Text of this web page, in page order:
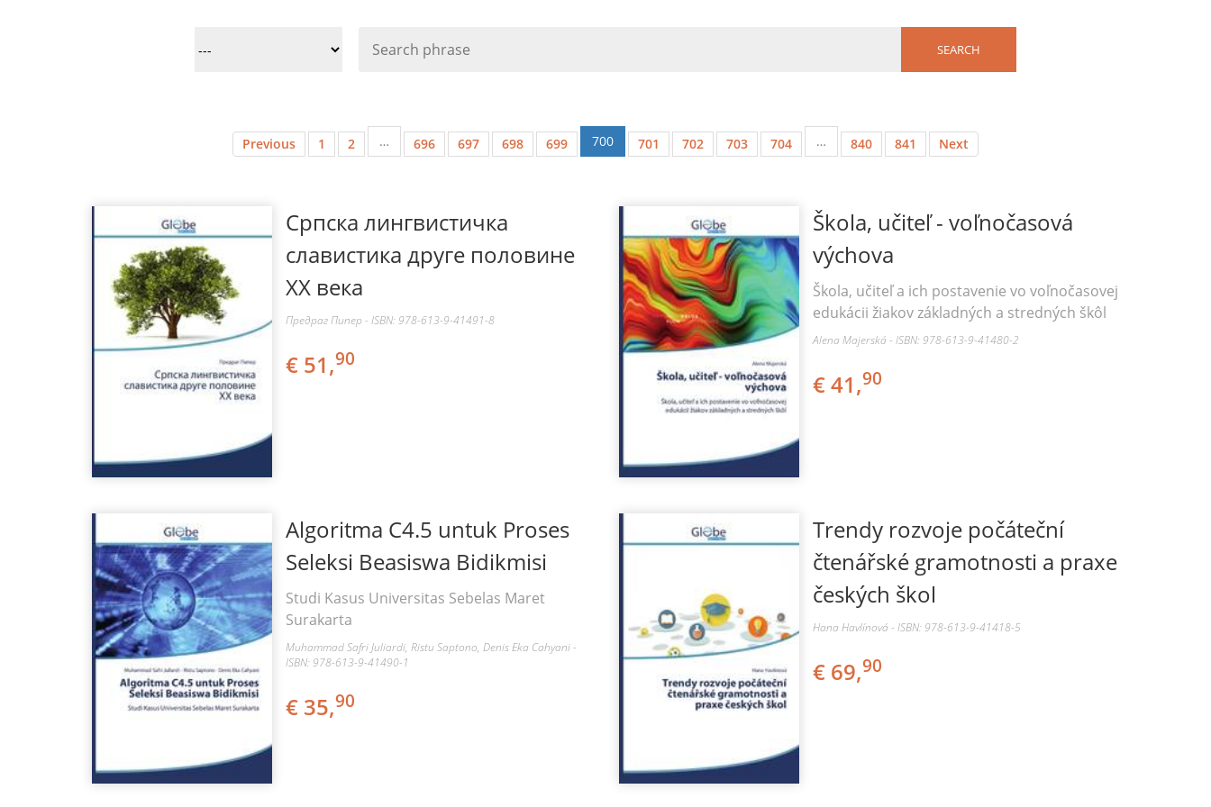
Previous 1 2 … 696 697 698 699 700 701 702 703 704 … 840 841 Next
Српска лингвистичка
славистика друге половине
ХХ века
Предраг Пипер - ISBN: 978-613-9-41491-8
€ 51,90
Škola, učiteľ - voľnočasová
výchova
Škola, učiteľ a ich postavenie vo voľnočasovej
edukácii žiakov základných a stredných škôl
Alena Majerská - ISBN: 978-613-9-41480-2
€ 41,90
Algoritma C4.5 untuk Proses
Seleksi Beasiswa Bidikmisi
Studi Kasus Universitas Sebelas Maret
Surakarta
Muhammad Safri Juliardi, Ristu Saptono, Denis Eka Cahyani -
ISBN: 978-613-9-41490-1
€ 35,90
Trendy rozvoje počáteční
čtenářské gramotnosti a praxe
českých škol
Hana Havlínová - ISBN: 978-613-9-41418-5
€ 69,90